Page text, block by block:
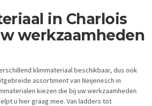
in Charlois
werkzaamheden
klimmateriaal beschikbaar, dus ook
assortiment van Neijenesch in
kiezen die bij uw werkzaamheden
u hier graag mee. Van ladders tot